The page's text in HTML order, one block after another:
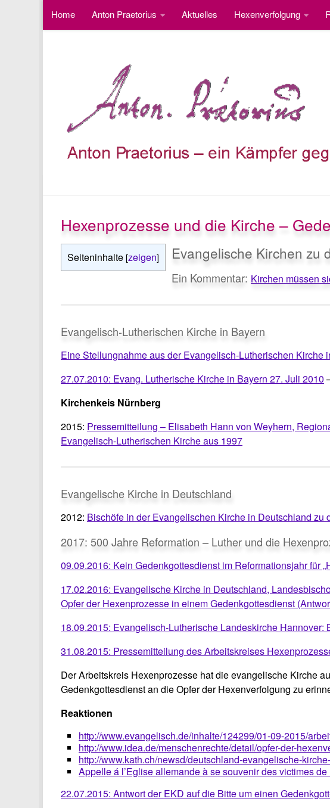
Unter dem Inhalt
Home Anton Praetorius Aktuelles Hexenverfolgung
Hexenprozesse und die Kirche –
Seiteninhalte [zeigen] Evangelische Kirchen zu
Ein Kommentar: Kirchen müssen
Evangelisch-Lutherischen Kirche in Bayern
Eine Stellungnahme aus der Evangelisch-Lutherischen Kirche
27.07.2010: Evang. Lutherische Kirche in Bayern 27. Juli 2010
Kirchenkeis Nürnberg
2015: Pressemitteilung – Elisabeth Hann von Weyhern,
Evangelisch-Lutherischen Kirche aus 1997
Evangelische Kirche in Deutschland
2012: Bischöfe in der Evangelischen Kirche in Deutschland zu
2017: 500 Jahre Reformation – Luther und die
09.09.2016: Kein Gedenkgottesdienst im Reformationsjahr für
17.02.2016: Evangelische Kirche in Deutschland,
Opfer der Hexenprozesse in einem Gedenkgottesdienst
18.09.2015: Evangelisch-Lutherische Landeskirche
31.08.2015: Pressemitteilung des Arbeitskreises
Der Arbeitskreis Hexenprozesse hat die evangelische Kirche
Gedenkgottesdienst an die Opfer der Hexenverfolgung zu
Reaktionen
http://www.evangelisch.de/inhalte/124299/01-09-2015/
http://www.idea.de/menschenrechte/detail/opfer-der-
http://www.kath.ch/newsd/deutschland-evangelische-
Appelle á l’Eglise allemande à se souvenir des victimes
22.07.2015: Antwort der EKD auf die Bitte um einen